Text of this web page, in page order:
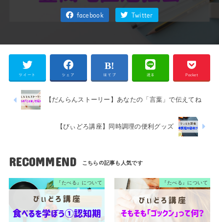
facebook Twitter
ツイート シェア はてブ 送る Pocket
【だんらんストーリー】あなたの「言葉」で伝えてね
【びぃどろ講座】同時調理の便利グッズ
RECOMMEND
『たべる』について 『たべる』について